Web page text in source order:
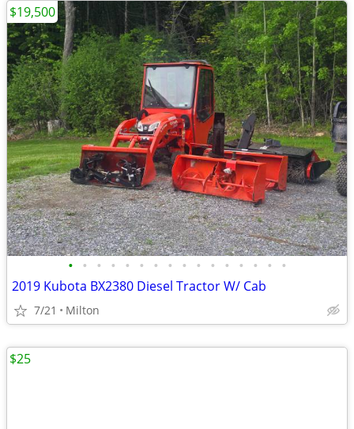
• • • • • • • • • • • • • • • •
2019 Kubota BX2380 Diesel Tractor W/ Cab
7/21 Milton
$19,500
$25